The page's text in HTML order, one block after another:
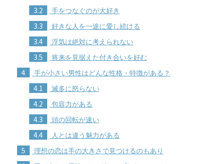
3.2 手をつなぐのが大好き
3.3 好きな人を一途に愛し続ける
3.4 浮気は絶対に考えられない
3.5 将来を見据えた付き合いを好む
4 手が小さい男性はどんな性格・特徴がある？
4.1 滅多に怒らない
4.2 包容力がある
4.3 頭の回転が速い
4.4 人とは違う魅力がある
5 理想の恋は手の大きさで見つけるのもあり